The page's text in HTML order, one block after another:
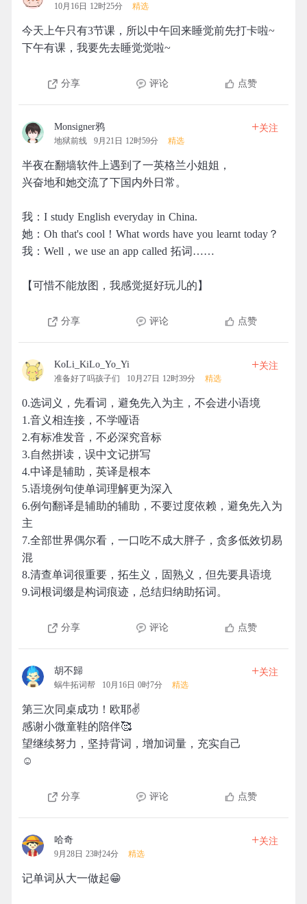
10月16日 12时25分 精选
今天上午只有3节课，所以中午回来睡觉前先打卡啦~
下午有课，我要先去睡觉觉啦~
分享 评论 点赞
Monsigner鸦
地狱前线 9月21日 12时59分 精选
+关注
半夜在翻墙软件上遇到了一英格兰小姐姐，
兴奋地和她交流了下国内外日常。
我：I study English everyday in China.
她：Oh that's cool！What words have you learnt today？
我：Well，we use an app called 拓词……
【可惜不能放图，我感觉挺好玩儿的】
分享 评论 点赞
KoLi_KiLo_Yo_Yi
准备好了吗孩子们 10月27日 12时39分 精选
+关注
0.选词义，先看词，避免先入为主，不会进小语境
1.音义相连接，不学哑语
2.有标准发音，不必深究音标
3.自然拼读，误中文记拼写
4.中译是辅助，英译是根本
5.语境例句使单词理解更为深入
6.例句翻译是辅助的辅助，不要过度依赖，避免先入为
主
7.全部世界偶尔看，一口吃不成大胖子，贪多低效切易
混
8.清查单词很重要，拓生义，固熟义，但先要具语境
9.词根词缀是构词痕迹，总结归纳助拓词。
分享 评论 点赞
胡不歸
蜗牛拓词帮 10月16日 0时7分 精选
+关注
第三次同桌成功！欧耶✌️
感谢小微童鞋的陪伴🥰
望继续努力，坚持背词，增加词量，充实自己
☺️
分享 评论 点赞
哈奇
9月28日 23时24分 精选
+关注
记单词从大一做起😁